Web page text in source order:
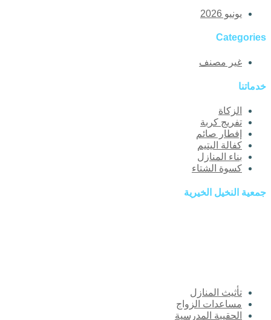
يونيو 2026
Categories
غير مصنف
خدماتنا
الزكاة
تفريج كربة
إفطار صائم
كفالة اليتيم
بناء المنازل
كسوة الشتاء
جمعية النخيل الخيرية
تأثيث المنازل
مساعدات الزواج
الحقيبة المدرسية